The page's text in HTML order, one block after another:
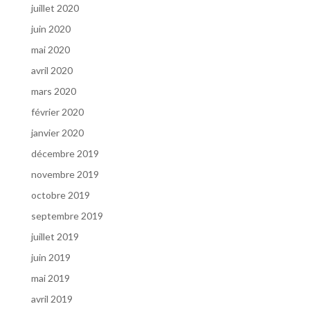
juillet 2020
juin 2020
mai 2020
avril 2020
mars 2020
février 2020
janvier 2020
décembre 2019
novembre 2019
octobre 2019
septembre 2019
juillet 2019
juin 2019
mai 2019
avril 2019